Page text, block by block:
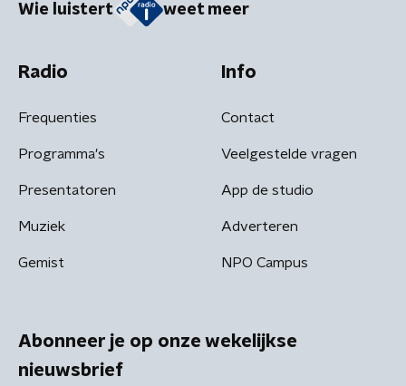
Wie luistert weet meer
Radio
Frequenties
Programma's
Presentatoren
Muziek
Gemist
Info
Contact
Veelgestelde vragen
App de studio
Adverteren
NPO Campus
Abonneer je op onze wekelijkse
nieuwsbrief